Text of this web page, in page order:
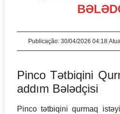
Publicação: 30/04/2026 04:18
Pinco Tətbiqini
addım Bələdçisi
Pinco tətbiqini qurmaq